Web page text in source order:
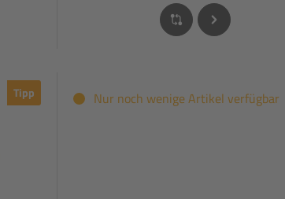
Tipp Nur noch wenige Artikel verfügbar